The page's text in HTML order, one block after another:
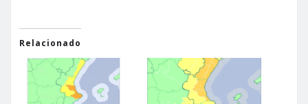
Relacionado